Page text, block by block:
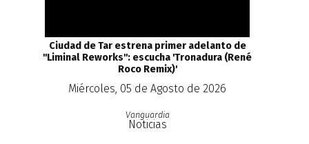
Ciudad de Tar estrena primer adelanto de
''Liminal Reworks'': escucha 'Tronadura (René
Roco Remix)'
Miércoles, 05 de Agosto de 2026
Vanguardia
Noticias